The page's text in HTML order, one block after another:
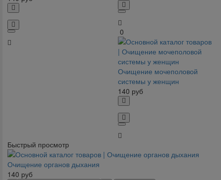
0
Очищение мочеполовой
системы у женщин
140 руб
Быстрый просмотр
Очищение органов дыхания
140 руб